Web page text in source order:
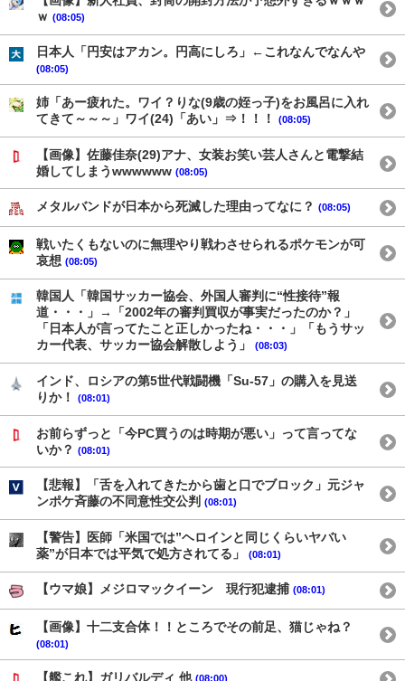
ｗ (08:05)
日本人「円安はアカン。円高にしろ」←これなんでなんや
(08:05)
姉「あー疲れた。ワイ？りな(9歳の姪っ子)をお風呂に入れ
てきて～～～」ワイ(24)「あい」⇒！！！
(08:05)
【画像】佐藤佳奈(29)アナ、女装お笑い芸人さんと電撃結
婚してしまうwwwwww (08:05)
メタルバンドが日本から死滅した理由ってなに？ (08:05)
戦いたくもないのに無理やり戦わさせられるポケモンが可
哀想 (08:05)
韓国人「韓国サッカー協会、外国人審判に“性接待”報
道・・・」→「2002年の審判買収が事実だったのか？」
「日本人が言ってたこと正しかったね・・・」「もうサッ
カー代表、サッカー協会解散しよう」
(08:03)
インド、ロシアの第5世代戦闘機「Su-57」の購入を見送
りか！
(08:01)
お前らずっと「今PC買うのは時期が悪い」って言ってな
いか？ (08:01)
【悲報】「舌を入れてきたから歯と口でブロック」元ジャ
ンポケ斉藤の不同意性交公判 (08:01)
【警告】医師「米国では”ヘロインと同じくらいヤバい
薬”が日本では平気で処方されてる」
(08:01)
【ウマ娘】メジロマックイーン 現行犯逮捕 (08:01)
【画像】十二支合体！！ところでその前足、猫じゃね？
(08:01)
【艦これ】ガリバルディ 他 (08:00)